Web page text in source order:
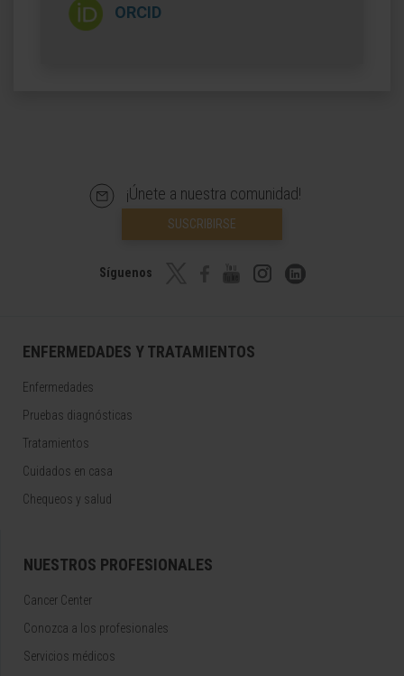
ORCID
¡Únete a nuestra comunidad!
SUSCRIBIRSE
Síguenos
ENFERMEDADES Y TRATAMIENTOS
Enfermedades
Pruebas diagnósticas
Tratamientos
Cuidados en casa
Chequeos y salud
NUESTROS PROFESIONALES
Cancer Center
Conozca a los profesionales
Servicios médicos